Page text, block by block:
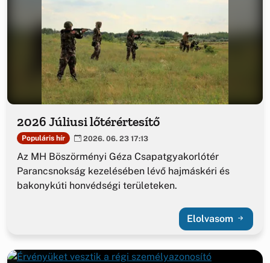
2026 Júliusi lőtérértesítő
Populáris hír 2026. 06. 23 17:13
Az MH Böszörményi Géza Csapatgyakorlótér
Parancsnokság kezelésében lévő hajmáskéri és
bakonykúti honvédségi területeken.
Elolvasom